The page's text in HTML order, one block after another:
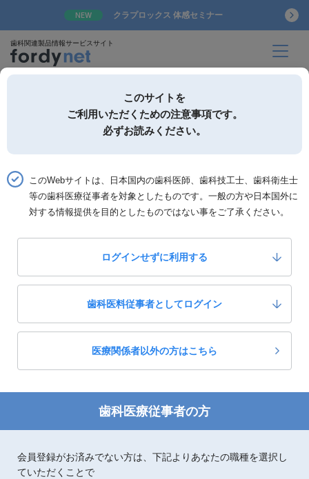
NEW クラプロックス 体感セミナー
歯科関連製品情報サービスサイト
ホーム 製品一覧 製品詳細「シャドーレスライトII」
名南歯科貿易
シャドーレスライトII
いいね！1
定価： 218,000円(税抜)
診療器材 拡大鏡・シェードライト
このサイトを
ご利用いただくための注意事項です。
必ずお読みください。
このWebサイトは、日本国内の歯科医師、歯科技工士、歯科衛生士
等の歯科医療従事者を対象としたものです。一般の方や日本国外に
対する情報提供を目的としたものではない事をご了承ください。
ログインせずに利用する
歯科医料従事者としてログイン
医療関係者以外の方はこちら
歯科医療従事者の方
会員登録がお済みでない方は、下記よりあなたの職種を選択し
ていただくことで